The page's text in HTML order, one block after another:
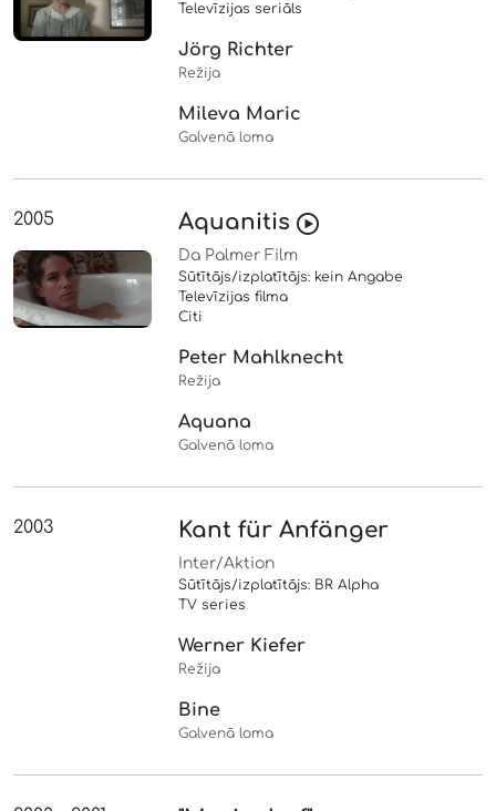
Televīzijas seriāls
Jörg Richter
Režija
Mileva Maric
Galvenā loma
2005 Aquanitis
Da Palmer Film
Sūtītājs/izplatītājs: kein Angabe
Televīzijas filma
Citi
Peter Mahlknecht
Režija
Aquana
Galvenā loma
2003 Kant für Anfänger
Inter/Aktion
Sūtītājs/izplatītājs: BR Alpha
TV series
Werner Kiefer
Režija
Bine
Galvenā loma